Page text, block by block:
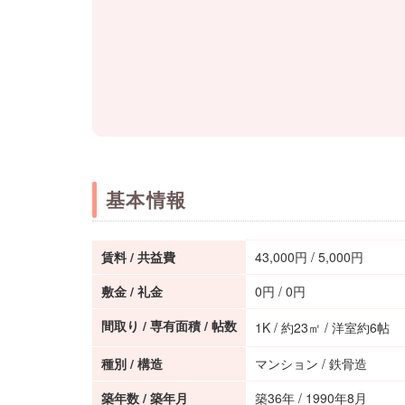
［営業時間］9：00～18：00
基本情報
賃料 / 共益費
43,000円 / 5,000円
敷金 / 礼金
0円 / 0円
間取り / 専有面積 / 帖数
1K / 約23㎡ / 洋室約6帖
種別 / 構造
マンション / 鉄骨造
築年数 / 築年月
築36年 / 1990年8月